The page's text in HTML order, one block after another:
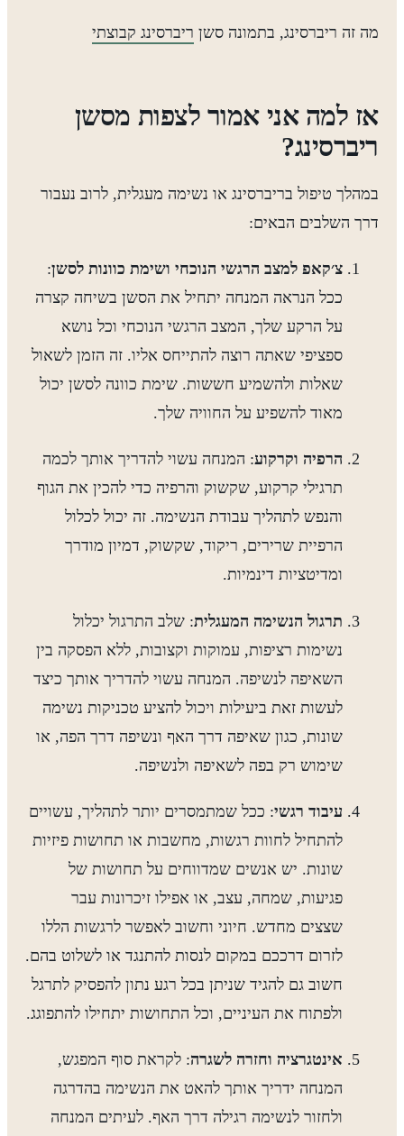
מה זה ריברסינג, בתמונה סשן ריברסינג קבוצתי
אז למה אני אמור לצפות מסשן
ריברסינג?
במהלך טיפול בריברסינג או נשימה מעגלית, לרוב נעבור
דרך השלבים הבאים:
צ׳קאפ למצב הרגשי הנוכחי ושימת כוונות לסשן:
ככל הנראה המנחה יתחיל את הסשן בשיחה קצרה
על הרקע שלך, המצב הרגשי הנוכחי וכל נושא
ספציפי שאתה רוצה להתייחס אליו. זה הזמן לשאול
שאלות ולהשמיע חששות. שימת כוונה לסשן יכול
מאוד להשפיע על החוויה שלך.
הרפיה וקרקוע: המנחה עשוי להדריך אותך לכמה
תרגילי קרקוע, שקשוק והרפיה כדי להכין את הגוף
והנפש לתהליך עבודת הנשימה. זה יכול לכלול
הרפיית שרירים, ריקוד, שקשוק, דמיון מודרך
ומדיטציות דינמיות.
תרגול הנשימה המעגלית: שלב התרגול יכלול
נשימות רציפות, עמוקות וקצובות, ללא הפסקה בין
השאיפה לנשיפה. המנחה עשוי להדריך אותך כיצד
לעשות זאת ביעילות ויכול להציע טכניקות נשימה
שונות, כגון שאיפה דרך האף ונשיפה דרך הפה, או
שימוש רק בפה לשאיפה ולנשיפה.
עיבוד רגשי: ככל שמתמסרים יותר לתהליך, עשויים
להתחיל לחוות רגשות, מחשבות או תחושות פיזיות
שונות. יש אנשים שמדווחים על תחושות של
פגיעות, שמחה, עצב, או אפילו זיכרונות עבר
שצצים מחדש. חיוני וחשוב לאפשר לרגשות הללו
לזרום דרככם במקום לנסות להתנגד או לשלוט בהם.
חשוב גם להגיד שניתן בכל רגע נתון להפסיק לתרגל
ולפתוח את העיניים, וכל התחושות יתחילו להתפוגג.
אינטגרציה וחזרה לשגרה: לקראת סוף המפגש,
המנחה ידריך אותך להאט את הנשימה בהדרגה
ולחזור לנשימה רגילה דרך האף. לעיתים המנחה